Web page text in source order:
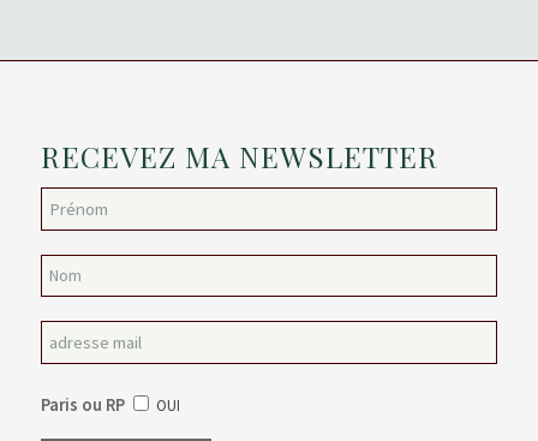
RECEVEZ MA NEWSLETTER
Paris ou RP OUI